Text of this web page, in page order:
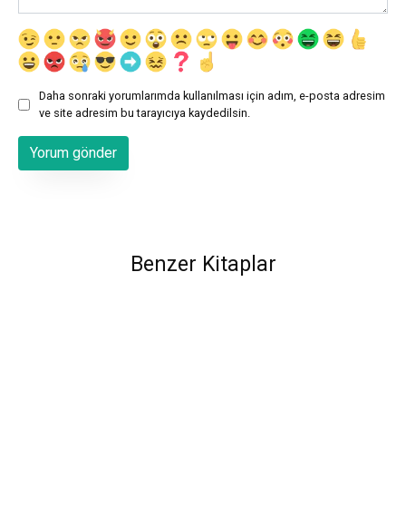
Daha sonraki yorumlarımda kullanılması için adım, e-posta adresim
ve site adresim bu tarayıcıya kaydedilsin.
Benzer Kitaplar